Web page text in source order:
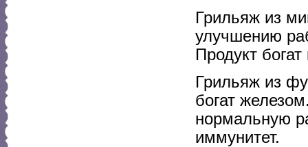
Грильяж из
улучшению
Продукт
Грильяж из
богат
нормальную
иммунитет.